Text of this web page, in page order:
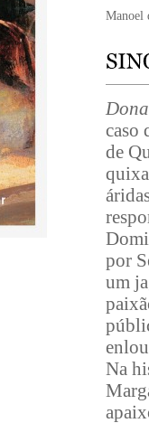
Manoel
caso
de
por
um
Na